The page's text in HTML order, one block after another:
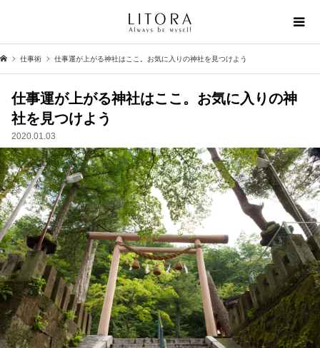
仕事術 仕事運が上がる神社はここ。お気に入りの神社を見つけよう
仕事運が上がる神社はここ。お気に入りの神
社を見つけよう
2020.01.03